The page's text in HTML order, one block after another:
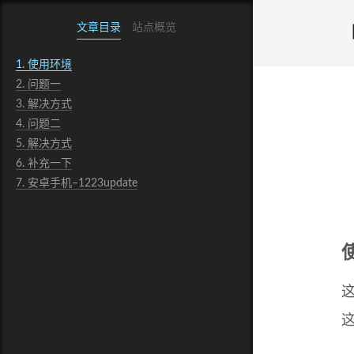
文章目录 站点概览
1. 使用环境
2. 问题一
3. 解决方式
4. 问题二
5. 解决方式
6. 补充一下
7. 安卓手机–1223update